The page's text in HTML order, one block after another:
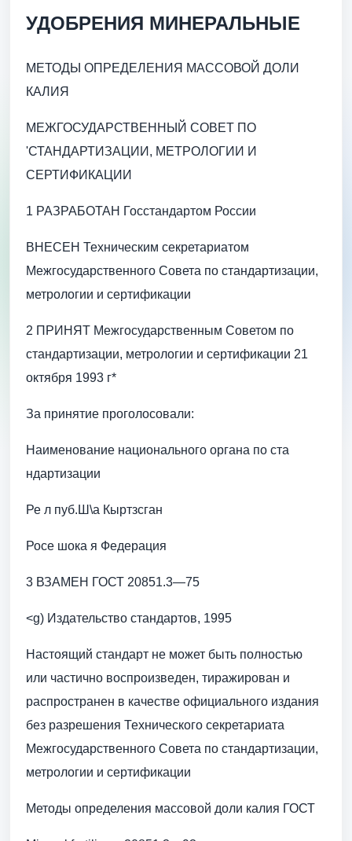
УДОБРЕНИЯ МИНЕРАЛЬНЫЕ
МЕТОДЫ ОПРЕДЕЛЕНИЯ МАССОВОЙ ДОЛИ
КАЛИЯ
МЕЖГОСУДАРСТВЕННЫЙ СОВЕТ ПО
'СТАНДАРТИЗАЦИИ, МЕТРОЛОГИИ И
СЕРТИФИКАЦИИ
1 РАЗРАБОТАН Госстандартом России
ВНЕСЕН Техническим секретариатом
Межгосударственного Совета по стандартизации,
метрологии и сертификации
2 ПРИНЯТ Межгосударственным Советом по
стандартизации, метрологии и сертификации 21
октября 1993 г*
За принятие проголосовали:
Наименование национального органа по ста
ндартизации
Ре л пуб.Ш\а Кыртзсган
Росе шока я Федерация
3 ВЗАМЕН ГОСТ 20851.3—75
<g) Издательство стандартов, 1995
Настоящий стандарт не может быть полностью
или частично воспроизведен, тиражирован и
распространен в качестве официального издания
без разрешения Технического секретариата
Межгосударственного Совета по стандартизации,
метрологии и сертификации
Методы определения массовой доли калия ГОСТ